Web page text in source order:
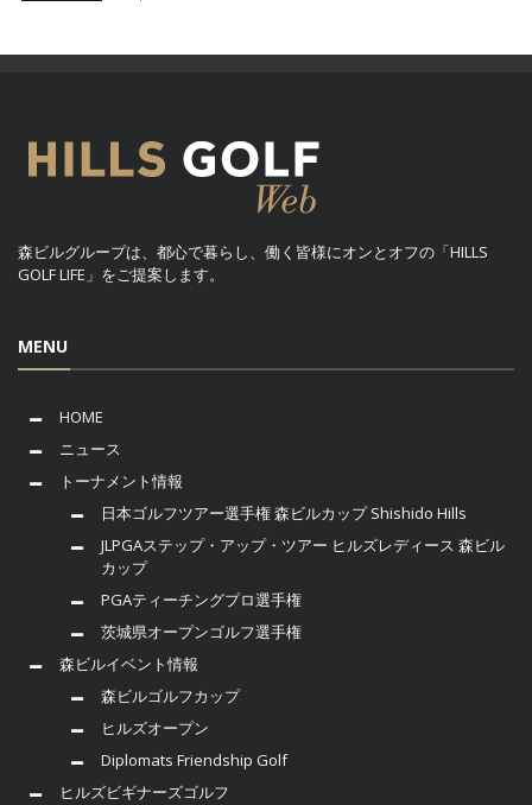
森ビルグループは、都心で暮らし、働く皆様にオンとオフの「HILLS
GOLF LIFE」をご提案します。
MENU
HOME
ニュース
トーナメント情報
日本ゴルフツアー選手権 森ビルカップ Shishido Hills
JLPGAステップ・アップ・ツアー ヒルズレディース 森ビル
カップ
PGAティーチングプロ選手権
茨城県オープンゴルフ選手権
森ビルイベント情報
森ビルゴルフカップ
ヒルズオープン
Diplomats Friendship Golf
ヒルズビギナーズゴルフ